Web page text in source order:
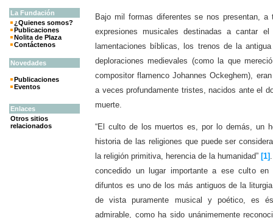
La Fundación
¿Quienes somos?
Publicaciones
Nolita de Plaza
Contáctenos
Novedades
Publicaciones
Eventos
Enlaces
Otros sitios
relacionados
Bajo mil formas diferentes se nos presentan,
expresiones musicales destinadas a cantar
lamentaciones bíblicas, los trenos de la
deploraciones medievales (como la que
compositor flamenco Johannes Ockeghem),
a veces profundamente tristes, nacidos ante el
muerte.
“El culto de los muertos es, por lo demás, un
historia de las religiones que puede ser
la religión primitiva, herencia de la humanidad” [1]
concedido un lugar importante a ese culto
difuntos es uno de los más antiguos de la
de vista puramente musical y poético, es
admirable, como ha sido unánimemente